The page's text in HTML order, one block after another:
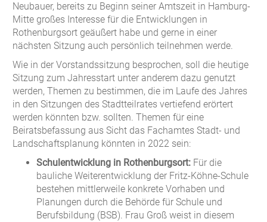
Neubauer, bereits zu Beginn seiner Amtszeit in Hamburg-
Mitte großes Interesse für die Entwicklungen in
Rothenburgsort geäußert habe und gerne in einer
nächsten Sitzung auch persönlich teilnehmen werde.
Wie in der Vorstandssitzung besprochen, soll die heutige
Sitzung zum Jahresstart unter anderem dazu genutzt
werden, Themen zu bestimmen, die im Laufe des Jahres
in den Sitzungen des Stadtteilrates vertiefend erörtert
werden könnten bzw. sollten. Themen für eine
Beiratsbefassung aus Sicht das Fachamtes Stadt- und
Landschaftsplanung könnten in 2022 sein:
Schulentwicklung in Rothenburgsort: Für die
bauliche Weiterentwicklung der Fritz-Köhne-Schule
bestehen mittlerweile konkrete Vorhaben und
Planungen durch die Behörde für Schule und
Berufsbildung (BSB). Frau Groß weist in diesem